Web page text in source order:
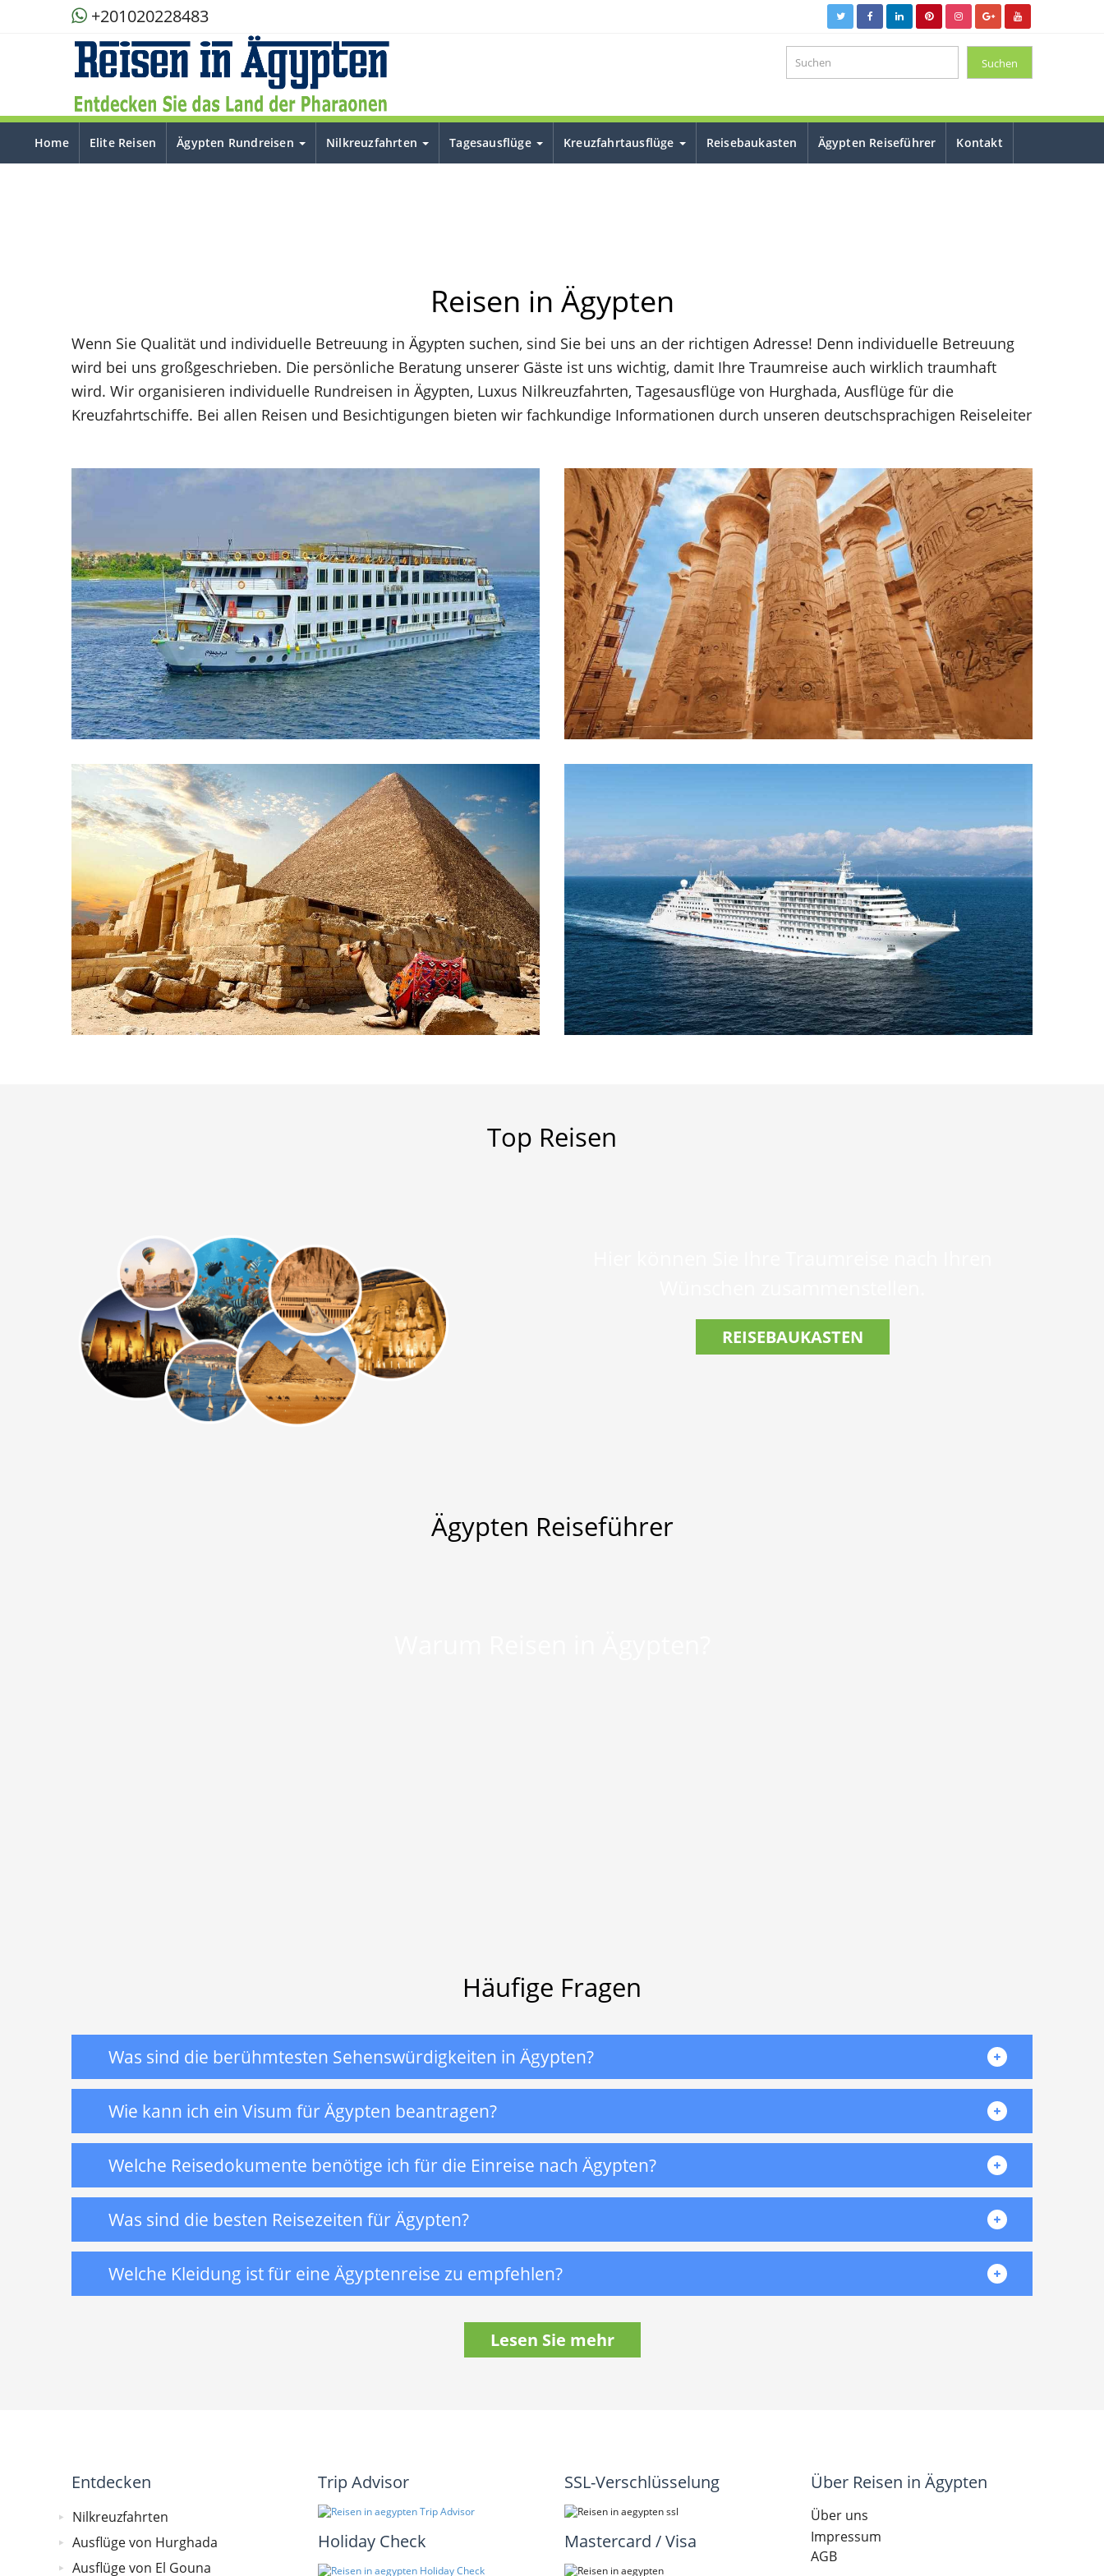
+201020228483
Home Elite Reisen Ägypten Rundreisen Nilkreuzfahrten Tagesausflüge Kreuzfahrtausflüge Reisebaukasten Ägypten Reiseführer Kontakt
Reisen in Ägypten
Wenn Sie Qualität und individuelle Betreuung in Ägypten suchen, sind Sie bei uns an der richtigen Adresse! Denn individuelle Betreuung
wird bei uns großgeschrieben. Die persönliche Beratung unserer Gäste ist uns wichtig, damit Ihre Traumreise auch wirklich traumhaft
wird. Wir organisieren individuelle Rundreisen in Ägypten, Luxus Nilkreuzfahrten, Tagesausflüge von Hurghada, Ausflüge für die
Kreuzfahrtschiffe. Bei allen Reisen und Besichtigungen bieten wir fachkundige Informationen durch unseren deutschsprachigen Reiseleiter
Nilkreuzfahrten
Top Reisen
REISEBAUKASTEN
Ägypten Reiseführer
Häufige Fragen
Was sind die berühmtesten Sehenswürdigkeiten in Ägypten?
Wie kann ich ein Visum für Ägypten beantragen?
Welche Reisedokumente benötige ich für die Einreise nach Ägypten?
Was sind die besten Reisezeiten für Ägypten?
Welche Kleidung ist für eine Ägyptenreise zu empfehlen?
Lesen Sie mehr
Entdecken
Nilkreuzfahrten
Ausflüge von Hurghada
Ausflüge von El Gouna
Trip Advisor
Holiday Check
SSL-Verschlüsselung
Mastercard / Visa
Über Reisen in Ägypten
Über uns
Impressum
AGB